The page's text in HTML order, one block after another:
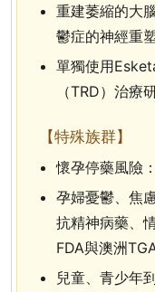
重建萎縮的大
鬱症的神經重
單獨使用
（TRD）治療
【特殊族群】
懷孕停藥風險
孕婦憂鬱、焦
抗精神病藥、
FDA與澳洲
兒童、青少年